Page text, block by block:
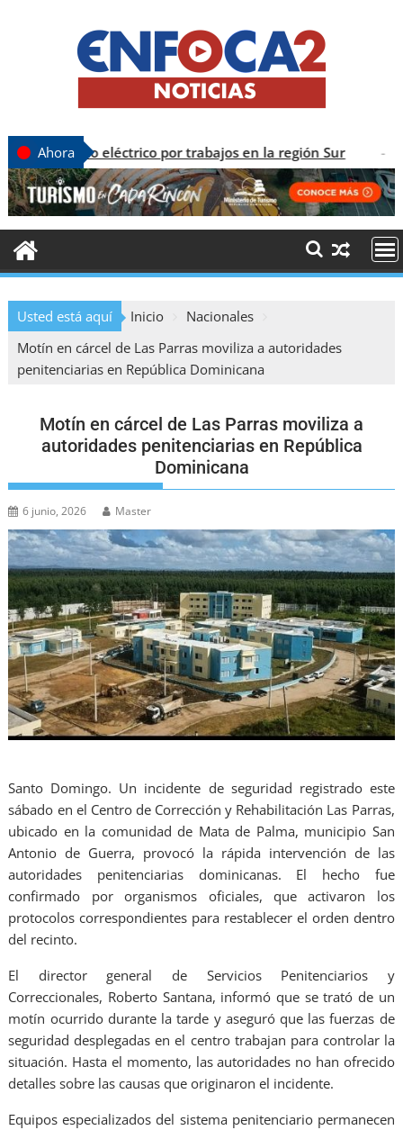
Ahora
eléctrico por trabajos en la región Sur
Usted está aquí Inicio
Nacionales
Motín en cárcel de Las Parras moviliza a autoridades
penitenciarias en República Dominicana
Motín en cárcel de Las Parras moviliza a
autoridades penitenciarias en República
Dominicana
6 junio, 2026 Master
Santo Domingo. Un incidente de seguridad registrado este
sábado en el Centro de Corrección y Rehabilitación Las Parras,
ubicado en la comunidad de Mata de Palma, municipio San
Antonio de Guerra, provocó la rápida intervención de las
autoridades penitenciarias dominicanas. El hecho fue
confirmado por organismos oficiales, que activaron los
protocolos correspondientes para restablecer el orden dentro
del recinto.
El director general de Servicios Penitenciarios y
Correccionales, Roberto Santana, informó que se trató de un
motín ocurrido durante la tarde y aseguró que las fuerzas de
seguridad desplegadas en el centro trabajan para controlar la
situación. Hasta el momento, las autoridades no han ofrecido
detalles sobre las causas que originaron el incidente.
Equipos especializados del sistema penitenciario permanecen